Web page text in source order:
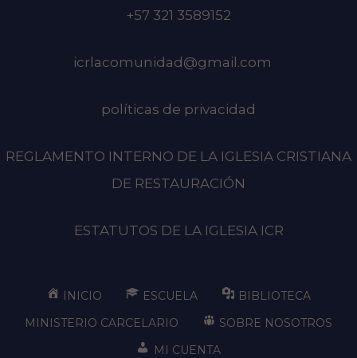
+57 321 3589152
icrlacomunidad@gmail.com
políticas de privacidad
REGLAMENTO INTERNO DE LA IGLESIA CRISTIANA
DE RESTAURACIÓN
ESTATUTOS DE LA IGLESIA ICR
INICIO ESCUELA
BIBLIOTECA
MINISTERIO CARCELARIO
SOBRE NOSOTROS
MI CUENTA